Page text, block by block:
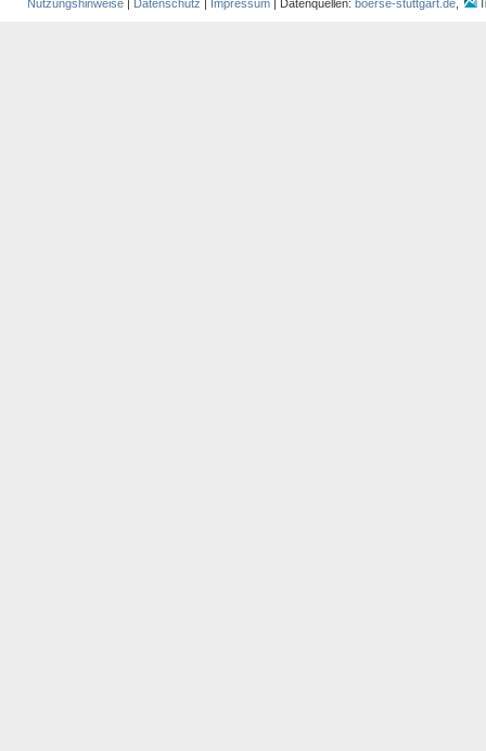
Nutzungshinweise Datenschutz Impressum | Datenquellen: boerse-stuttgart.de